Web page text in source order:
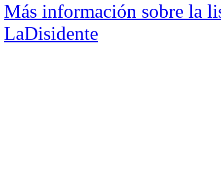
Más información sobre la
LaDisidente